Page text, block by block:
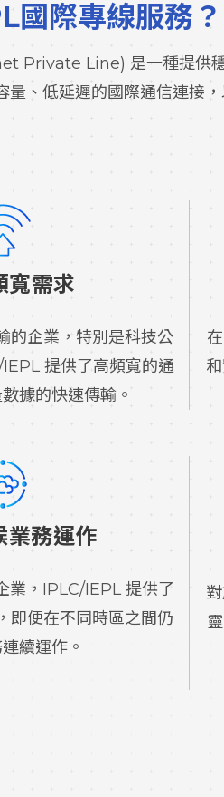
際專線服務？
Line) 是一種提供穩
、低延遲的國際通信連接
寬需求
的企業，特別是科技公
提供了高頻寬的通
據的快速傳輸。
業務運作
業，IPLC/IEPL 提供了
即便在不同時區之間仍
續運作。